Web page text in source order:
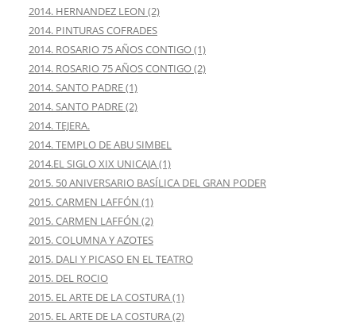
2014. HERNANDEZ LEON (2)
2014. PINTURAS COFRADES
2014. ROSARIO 75 AÑOS CONTIGO (1)
2014. ROSARIO 75 AÑOS CONTIGO (2)
2014. SANTO PADRE (1)
2014. SANTO PADRE (2)
2014. TEJERA.
2014. TEMPLO DE ABU SIMBEL
2014.EL SIGLO XIX UNICAJA (1)
2015. 50 ANIVERSARIO BASÍLICA DEL GRAN PODER
2015. CARMEN LAFFÓN (1)
2015. CARMEN LAFFÓN (2)
2015. COLUMNA Y AZOTES
2015. DALI Y PICASO EN EL TEATRO
2015. DEL ROCIO
2015. EL ARTE DE LA COSTURA (1)
2015. EL ARTE DE LA COSTURA (2)